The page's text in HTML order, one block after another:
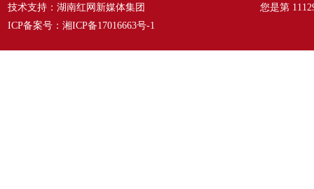
技术支持：湖南红网新媒体集团
ICP备案号： 湘ICP备17016663号-1
您是第